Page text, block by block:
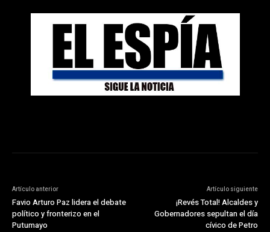
Artículo anterior
Favio Arturo Paz lidera el debate
político y fronterizo en el
Putumayo
Artículo siguiente
¡Revés Total! Alcaldes y
Gobernadores sepultan el día
cívico de Petro